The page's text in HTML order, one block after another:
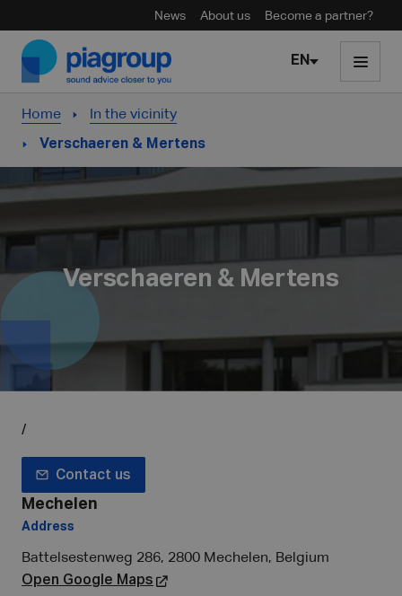
News About us Become a partner?
Skip to content
EN
Home In the vicinity
Verschaeren & Mertens
Verschaeren & Mertens
/
Contact us
Mechelen
Address
Battelsestenweg 286, 2800 Mechelen, Belgium
Open Google Maps